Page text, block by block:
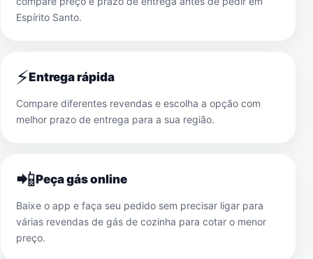
Espírito Santo.
⚡Entrega rápida
Compare diferentes revendas e escolha a opção com
melhor prazo de entrega para a sua região.
📲Peça gás online
Baixe o app e faça seu pedido sem precisar ligar para
várias revendas de gás de cozinha para cotar o menor
preço.